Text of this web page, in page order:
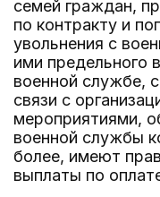
семей граждан,
по контракту и
увольнения с
ими предельного
военной службе,
связи с
мероприятиями,
военной службы
более, имеют
выплаты по